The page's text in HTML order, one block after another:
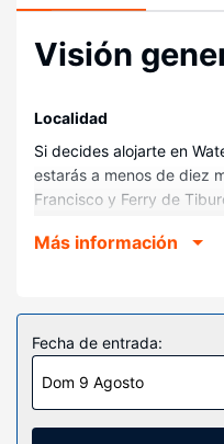
Visión
Localidad
Si decides alojarte en
estarás a menos de diez
Francisco y Ferry de
Woods y a 20 km de
En las 23 habitaciones,
televisión de pantalla
inolvidable. Para los
televisor con canales por
cable y wifi gratis. Entre
escritorio, tabla de
Más información
Fecha de entrada:
Dom 9 Agosto